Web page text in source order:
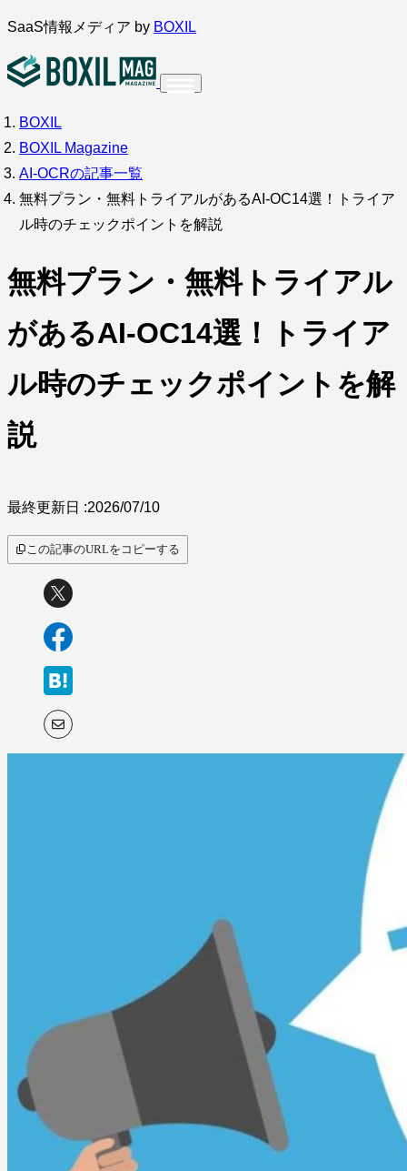
内
を
キ
ッ
プ
SaaS情報メディア by BOXIL
インタビュー
サービス比較 キーワードから探す
SaaS情報メディア by
BOXIL
BOXIL Magazine
AI-OCRの記事一覧
無料プラン・無料トライアルがあるAI-OC14選！トライア
ル時のチェックポイントを解説
無料プラン・無料トライアル
があるAI-OC14選！トライア
ル時のチェックポイントを解
説
最終更新日 :2026/07/10
この記事のURLをコピーする